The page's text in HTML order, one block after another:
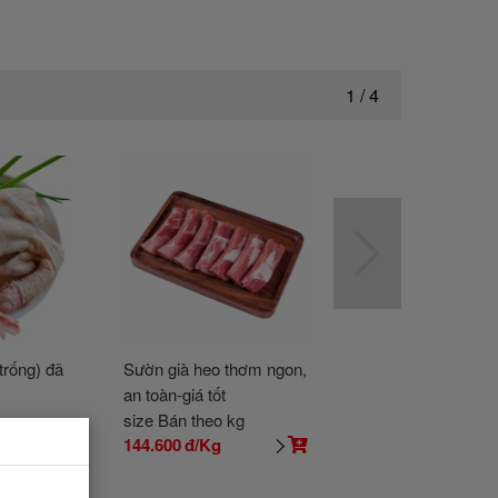
1 /4
đã
Sườn già heo thơm ngon,
an toàn-giá tốt
size Bán theo kg
144.600đ/Kg